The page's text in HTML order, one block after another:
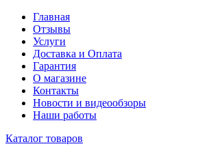
Главная
Отзывы
Услуги
Доставка и Оплата
Гарантия
О магазине
Контакты
Новости и видеообзоры
Наши работы
Каталог товаров